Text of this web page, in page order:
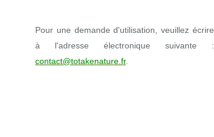
Pour une demande d'utilisation, veuillez écrire
à l'adresse électronique suivante :
contact@totakenature.fr